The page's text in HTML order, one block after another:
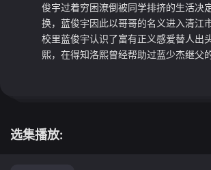
俊宇过着穷困潦倒被同学排挤的生活决
换，蓝俊宇因此以哥哥的名义进入清江
校里蓝俊宇认识了富有正义感爱替人出
熙，在得知洛熙曾经帮助过蓝少杰继父
选集播放: